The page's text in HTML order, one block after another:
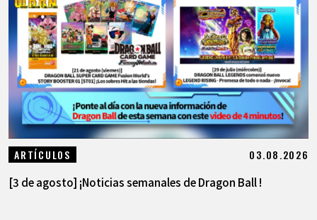
ARTÍCULOS 03.08.2026
[3 de agosto] ¡Noticias semanales de Dragon Ball !